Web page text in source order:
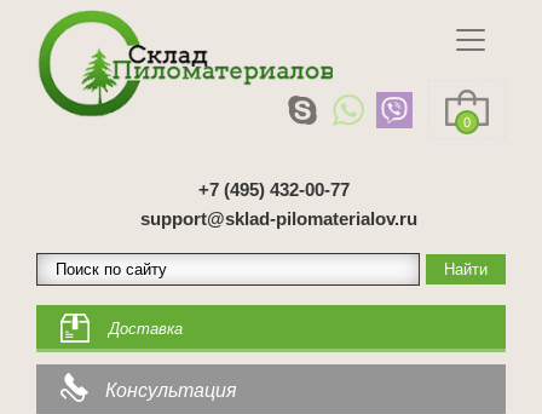
0
+7 (495) 432-00-77
support@sklad-pilomaterialov.ru
Доставка
Консультация